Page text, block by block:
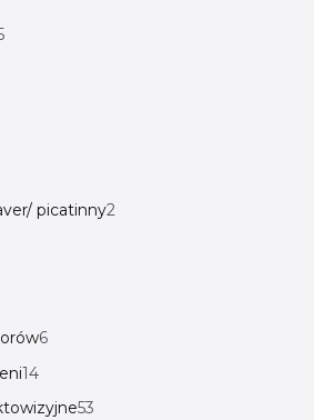
picatinny2
6
14
53